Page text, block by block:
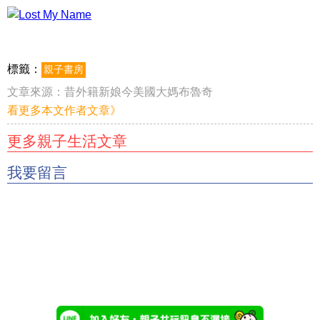
標籤： 親子書房
文章來源： 昔外籍新娘今美國大媽布魯奇
看更多本文作者文章》
更多親子生活文章
我要留言